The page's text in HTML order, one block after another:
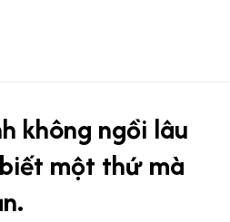
không ngồi lâu
một thứ mà